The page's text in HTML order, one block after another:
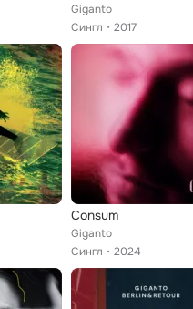
Giganto
Сингл
2017
Consum
Giganto
Сингл
2024